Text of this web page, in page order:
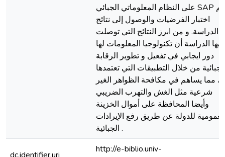
على النظام المعلوماتي الجبائي SAP ثم
اختبار الفرضيات والوصول إلى نتائج
الدراسة. و من ابرز النتائج التي توصلت
إليها الدراسة أن تكنولوجيا المعلومات لها
دور ايجابي في تفعيل و تطوير الرقابة
من خلال التطبيقات التي تعتمدها
، مما يساهم في مكافحة الظواهر الغير
شرعية مثل الغش والتهرب الضريبي
وأيضا المحافظة على أموال الخزينة
للدولة عن طريق رفع الإيرادات
الجبائية .
http://e-biblio.univ-